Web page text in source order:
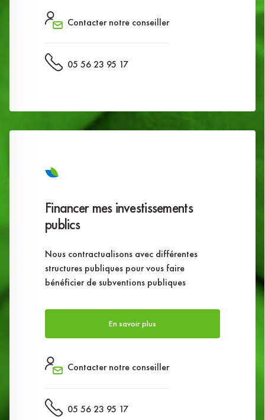
Contacter notre conseiller
05 56 23 95 17
Financer mes investissements
publics
Nous contractualisons avec différentes
structures publiques pour vous faire
bénéficier de subventions publiques
En savoir plus
Contacter notre conseiller
05 56 23 95 17